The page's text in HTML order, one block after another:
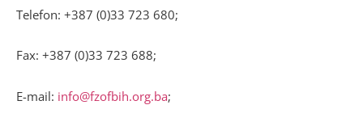
Telefon: +387 (0)33 723 680;
Fax: +387 (0)33 723 688;
E-mail: info@fzofbih.org.ba;